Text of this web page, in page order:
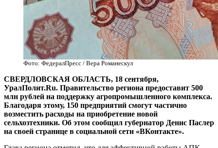
Фото: ФедералПресс / Вера Романескул
СВЕРДЛОВСКАЯ ОБЛАСТЬ, 18 сентября,
УралПолит.Ru. Правительство региона предоставит 500
млн рублей на поддержку агропромышленного комплекса.
Благодаря этому, 150 предприятий смогут частично
возместить расходы на приобретение новой
сельхозтехники. Об этом сообщил губернатор Денис Паслер
на своей странице в социальной сети «ВКонтакте».